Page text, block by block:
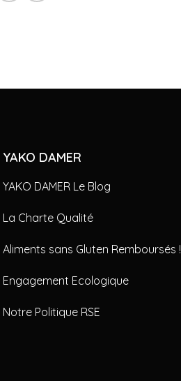
YAKO DAMER
YAKO DAMER Le Blog
La Charte Qualité
Aliments sans Gluten Remboursés !
Engagement Ecologique
Notre Politique RSE